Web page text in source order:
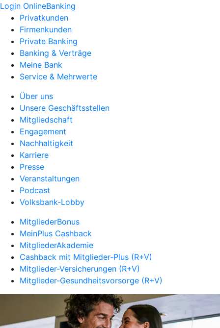
Login OnlineBanking
Privatkunden
Firmenkunden
Private Banking
Banking & Verträge
Meine Bank
Service & Mehrwerte
Über uns
Unsere Geschäftsstellen
Mitgliedschaft
Engagement
Nachhaltigkeit
Karriere
Presse
Veranstaltungen
Podcast
Volksbank-Lobby
MitgliederBonus
MeinPlus Cashback
MitgliederAkademie
Cashback mit Mitglieder-Plus (R+V)
Mitglieder-Versicherungen (R+V)
Mitglieder-Gesundheitsvorsorge (R+V)